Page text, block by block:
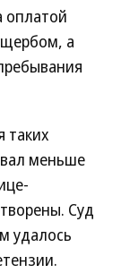
оплатой
а
таких
меньше
Суд
удалось